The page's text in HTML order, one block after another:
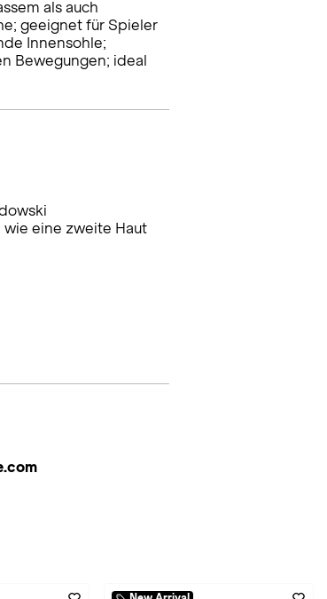
als auch
geeignet für Spieler
Innensohle;
Bewegungen; ideal
eine zweite Haut